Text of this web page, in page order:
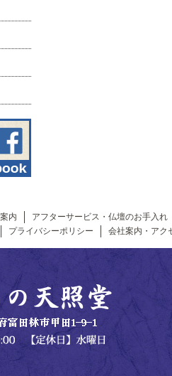
内 アフターサービス・仏壇のお手入れ
プライバシーポリシー 会社案内・アク